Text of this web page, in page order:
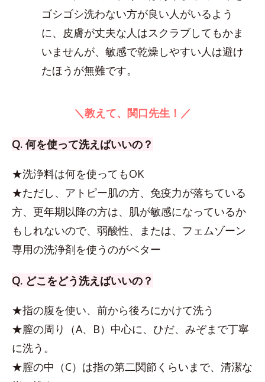
ゴシゴシ洗わない方が良い人がいるよう
に、皮膚が丈夫な人はスクラブしてもかま
いませんが、敏感で乾燥しやすい人は避け
たほうが無難です。
＼教えて、関口先生！／
Q. 何を使って洗えばいいの？
★洗浄料は何を使ってもOK
★ただし、アトピー肌の方、免疫力が落ちている
方、更年期以降の方は、肌が敏感になっているか
もしれないので、弱酸性、または、フェムゾーン
専用の洗浄剤を使うのがベター
Q. どこをどう洗えばいいの？
★指の腹を使い、前から後ろにかけて洗う
★膣の周り（A、B）中心に、ひだ、みぞまで丁寧
に洗う。
★腟の中（C）は指の第二関節くらいまで、清潔な